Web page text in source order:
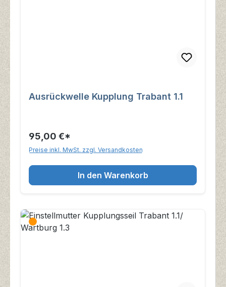
Ausrückwelle Kupplung Trabant 1.1
95,00 €*
Preise inkl. MwSt. zzgl. Versandkosten
In den Warenkorb